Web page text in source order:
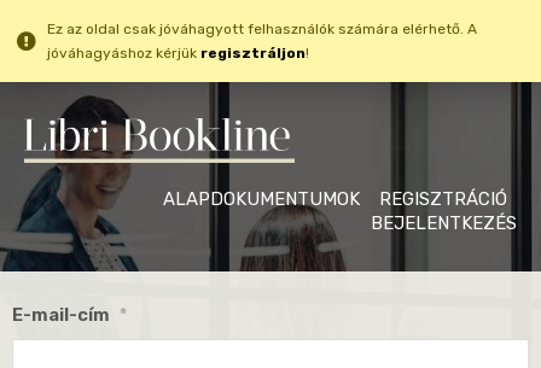
Ez az oldal csak jóváhagyott felhasználók számára elérhető. A
jóváhagyáshoz kérjük regisztráljon!
ALAPDOKUMENTUMOK
REGISZTRÁCIÓ
BEJELENTKEZÉS
E-mail-cím *